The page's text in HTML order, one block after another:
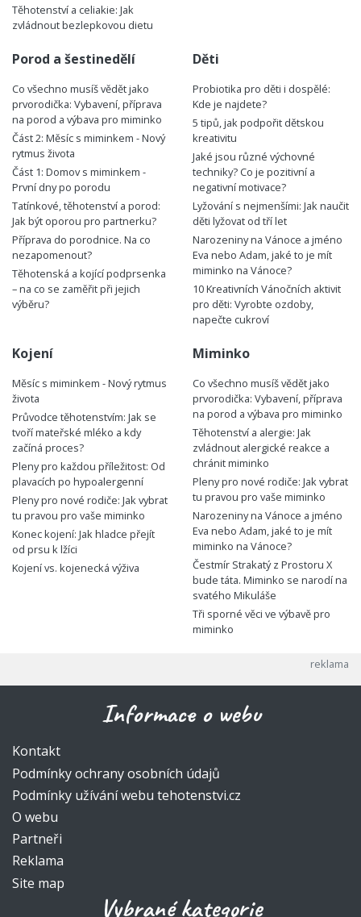
Těhotenství a celiakie: Jak
zvládnout bezlepkovou dietu
Porod a šestinedělí
Co všechno musíš vědět jako
prvorodička: Vybavení, příprava
na porod a výbava pro miminko
Část 2: Měsíc s miminkem - Nový
rytmus života
Část 1: Domov s miminkem -
První dny po porodu
Tatínkové, těhotenství a porod:
Jak být oporou pro partnerku?
Příprava do porodnice. Na co
nezapomenout?
Těhotenská a kojící podprsenka
– na co se zaměřit při jejich
výběru?
Děti
Probiotika pro děti i dospělé:
Kde je najdete?
5 tipů, jak podpořit dětskou
kreativitu
Jaké jsou různé výchovné
techniky? Co je pozitivní a
negativní motivace?
Lyžování s nejmenšími: Jak naučit
děti lyžovat od tří let
Narozeniny na Vánoce a jméno
Eva nebo Adam, jaké to je mít
miminko na Vánoce?
10 Kreativních Vánočních aktivit
pro děti: Vyrobte ozdoby,
napečte cukroví
Kojení
Měsíc s miminkem - Nový rytmus
života
Průvodce těhotenstvím: Jak se
tvoří mateřské mléko a kdy
začíná proces?
Pleny pro každou příležitost: Od
plavacích po hypoalergenní
Pleny pro nové rodiče: Jak vybrat
tu pravou pro vaše miminko
Konec kojení: Jak hladce přejít
od prsu k lžíci
Kojení vs. kojenecká výživa
Miminko
Co všechno musíš vědět jako
prvorodička: Vybavení, příprava
na porod a výbava pro miminko
Těhotenství a alergie: Jak
zvládnout alergické reakce a
chránit miminko
Pleny pro nové rodiče: Jak vybrat
tu pravou pro vaše miminko
Narozeniny na Vánoce a jméno
Eva nebo Adam, jaké to je mít
miminko na Vánoce?
Čestmír Strakatý z Prostoru X
bude táta. Miminko se narodí na
svatého Mikuláše
Tři sporné věci ve výbavě pro
miminko
Informace o webu
Kontakt
Podmínky ochrany osobních údajů
Podmínky užívání webu tehotenstvi.cz
O webu
Partneři
Reklama
Site map
Vybrané kategorie